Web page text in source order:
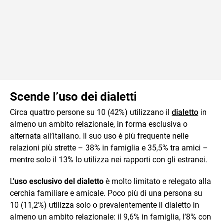
Scende l’uso dei dialetti
Circa quattro persone su 10 (42%) utilizzano il dialetto in
almeno un ambito relazionale, in forma esclusiva o
alternata all’italiano. Il suo uso è più frequente nelle
relazioni più strette – 38% in famiglia e 35,5% tra amici –
mentre solo il 13% lo utilizza nei rapporti con gli estranei.
L’uso esclusivo del dialetto è molto limitato e relegato alla
cerchia familiare e amicale. Poco più di una persona su
10 (11,2%) utilizza solo o prevalentemente il dialetto in
almeno un ambito relazionale: il 9,6% in famiglia, l’8% con